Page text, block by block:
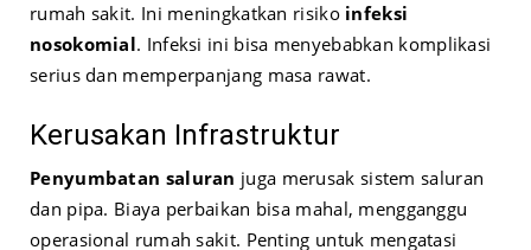
rumah sakit. Ini meningkatkan risiko infeksi
nosokomial. Infeksi ini bisa menyebabkan komplikasi
serius dan memperpanjang masa rawat.
Kerusakan Infrastruktur
Penyumbatan saluran juga merusak sistem saluran
dan pipa. Biaya perbaikan bisa mahal, mengganggu
operasional rumah sakit. Penting untuk mengatasi